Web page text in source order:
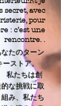
たのターン
ーストア。
私たちは創
な挑戦に取
組み、私たち
secret, avec
pour
: c’est une
rencontre. .